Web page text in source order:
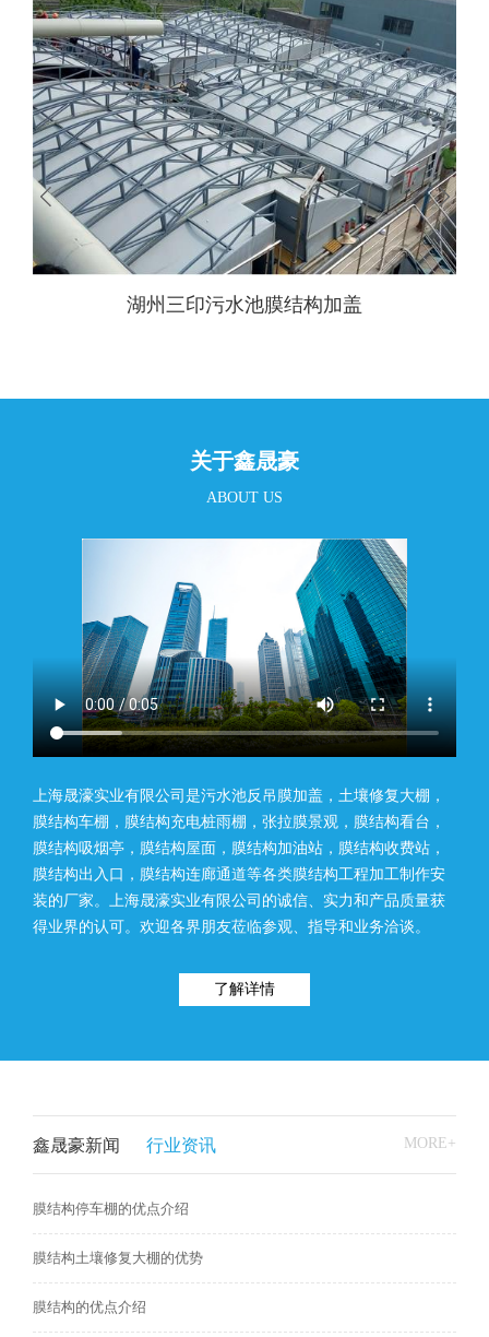
湖州三印污水池膜结构加盖
关于鑫晟豪
ABOUT US
上海晟濠实业有限公司是污水池反吊膜加盖，土壤修复大棚，
膜结构车棚，膜结构充电桩雨棚，张拉膜景观，膜结构看台，
膜结构吸烟亭，膜结构屋面，膜结构加油站，膜结构收费站，
膜结构出入口，膜结构连廊通道等各类膜结构工程加工制作安
装的厂家。上海晟濠实业有限公司的诚信、实力和产品质量获
得业界的认可。欢迎各界朋友莅临参观、指导和业务洽谈。
了解详情
鑫晟豪新闻 行业资讯 MORE+
膜结构停车棚的优点介绍
膜结构土壤修复大棚的优势
膜结构的优点介绍